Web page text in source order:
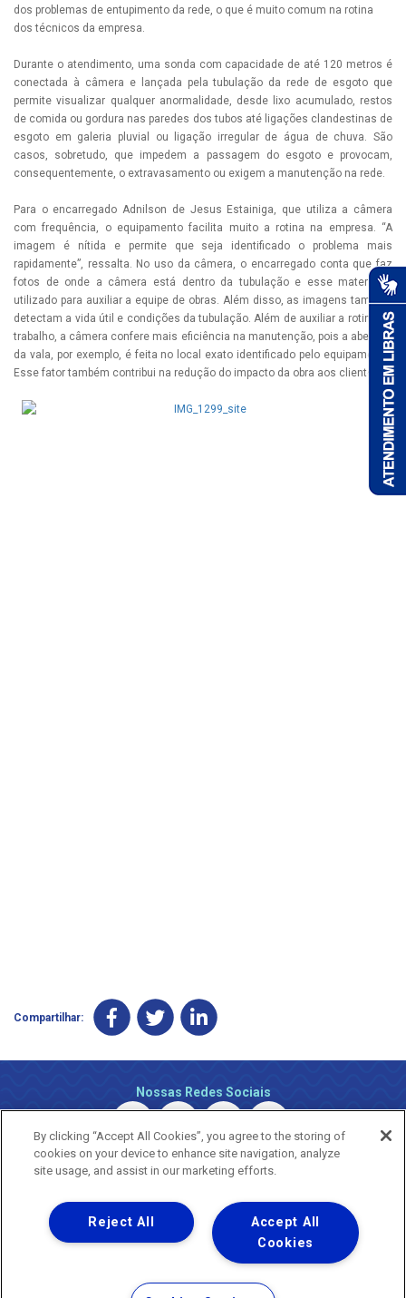
dos problemas de entupimento da rede, o que é muito comum na rotina
dos técnicos da empresa.
Durante o atendimento, uma sonda com capacidade de até 120 metros é
conectada à câmera e lançada pela tubulação da rede de esgoto que
permite visualizar qualquer anormalidade, desde lixo acumulado, restos
de comida ou gordura nas paredes dos tubos até ligações clandestinas de
esgoto em galeria pluvial ou ligação irregular de água de chuva. São
casos, sobretudo, que impedem a passagem do esgoto e provocam,
consequentemente, o extravasamento ou exigem a manutenção na rede.
Para o encarregado Adnilson de Jesus Estainiga, que utiliza a câmera
com frequência, o equipamento facilita muito a rotina na empresa. “A
imagem é nítida e permite que seja identificado o problema mais
rapidamente”, ressalta. No uso da câmera, o encarregado conta que faz
fotos de onde a câmera está dentro da tubulação e esse material é
utilizado para auxiliar a equipe de obras. Além disso, as imagens também
detectam a vida útil e condições da tubulação. Além de auxiliar a rotina de
trabalho, a câmera confere mais eficiência na manutenção, pois a abertura
da vala, por exemplo, é feita no local exato identificado pelo equipamento.
Esse fator também contribui na redução do impacto da obra aos clientes.
Compartilhar:
Nossas Redes Sociais
Uma empresa
Copyright ® 2026 - Todos os Direitos Reservados.
Nossa natureza movimenta a vida
By clicking “Accept All Cookies”, you agree to the storing of
cookies on your device to enhance site navigation, analyze
site usage, and assist in our marketing efforts.
Accept All
Cookies
Reject All